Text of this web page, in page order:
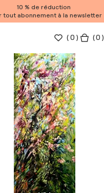
10 % de réduction
tout abonnement à la newsletter
(0 ) ( 0 )